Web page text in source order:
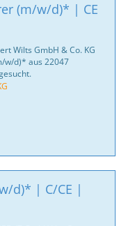
(m/w/d)* | CE
Wilts GmbH & Co. KG
w/d)* aus 22047
d)* | C/CE |